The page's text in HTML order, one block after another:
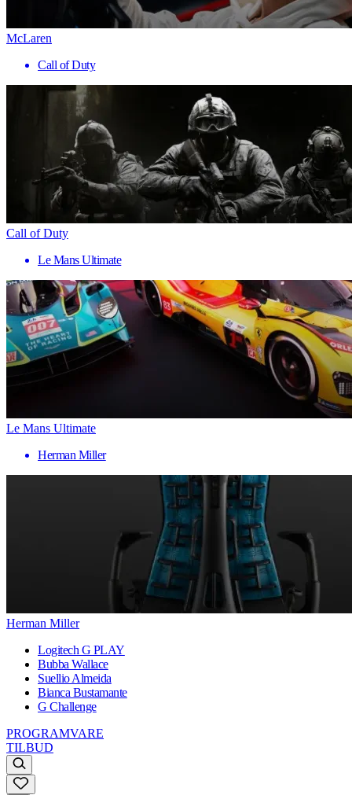
McLaren
Call of Duty
Call of Duty
Le Mans Ultimate
Le Mans Ultimate
Herman Miller
Herman Miller
Logitech G PLAY
Bubba Wallace
Suellio Almeida
Bianca Bustamante
G Challenge
PROGRAMVARE
TILBUD